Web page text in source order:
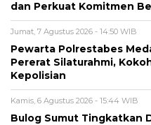
dan Perkuat Komitmen
Jumat, 7 Agustus 2026 - 14:50 WIB
Pewarta Polrestabes
Pererat Silaturahmi,
Kepolisian
Kamis, 6 Agustus 2026 - 15:44 WIB
Bulog Sumut Tingkatkan